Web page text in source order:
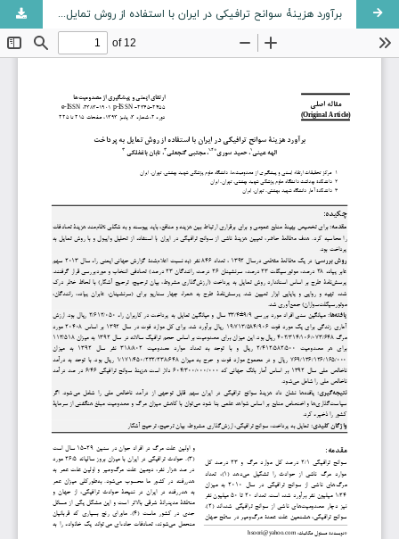
برآورد هزینۀ سوانح ترافیکی در ایران با استفاده از روش تمایل به پرداخت